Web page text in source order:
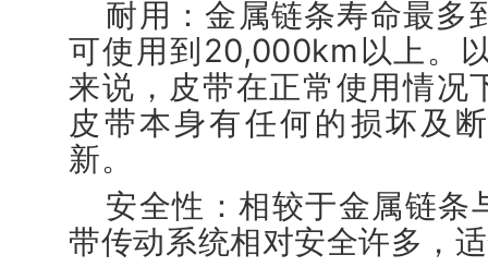
耐用：金属链条寿命最多
可使用到20,000km以上。
来说，皮带在正常使用情况
皮带本身有任何的损坏及
新。
安全性：相较于金属链条
带传动系统相对安全许多，